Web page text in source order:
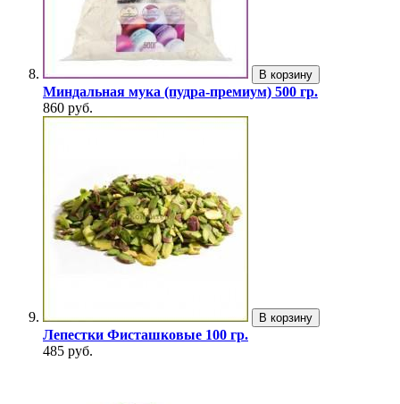
В корзину
Миндальная мука (пудра-премиум) 500 гр.
860 руб.
В корзину
Лепестки Фисташковые 100 гр.
485 руб.